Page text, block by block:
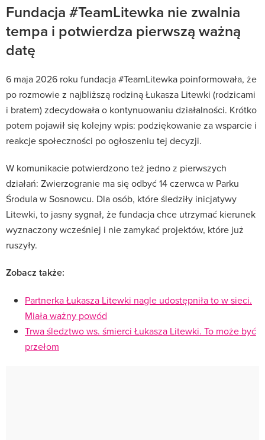
Fundacja #TeamLitewka nie zwalnia
tempa i potwierdza pierwszą ważną
datę
6 maja 2026 roku fundacja #TeamLitewka poinformowała, że
po rozmowie z najbliższą rodziną Łukasza Litewki (rodzicami
i bratem) zdecydowała o kontynuowaniu działalności. Krótko
potem pojawił się kolejny wpis: podziękowanie za wsparcie i
reakcje społeczności po ogłoszeniu tej decyzji.
W komunikacie potwierdzono też jedno z pierwszych
działań: Zwierzogranie ma się odbyć 14 czerwca w Parku
Środula w Sosnowcu. Dla osób, które śledziły inicjatywy
Litewki, to jasny sygnał, że fundacja chce utrzymać kierunek
wyznaczony wcześniej i nie zamykać projektów, które już
ruszyły.
Zobacz także:
Partnerka Łukasza Litewki nagle udostępniła to w sieci.
Miała ważny powód
Trwa śledztwo ws. śmierci Łukasza Litewki. To może być
przełom